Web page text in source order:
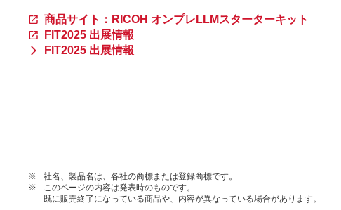
商品サイト：RICOH オンプレLLMスターターキット
FIT2025 出展情報
FIT2025 出展情報
※
社名、製品名は、各社の商標または登録商標です。
※
このページの内容は発表時のものです。
既に販売終了になっている商品や、内容が異なっている場合があります。